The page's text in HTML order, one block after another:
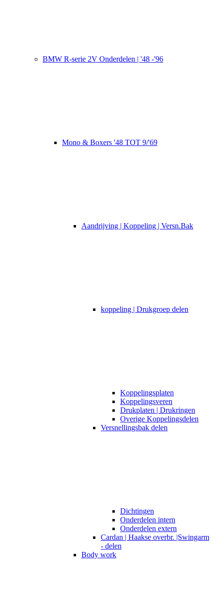
BMW R-serie 2V Onderdelen | '48 -'96
Mono & Boxers '48 TOT 9/'69
Aandrijving | Koppeling | Versn.Bak
koppeling | Drukgroep delen
Koppelingsplaten
Koppelingsveren
Drukplaten | Drukringen
Overige Koppelingsdelen
Versnellingsbak delen
Dichtingen
Onderdelen intern
Onderdelen extern
Cardan | Haakse overbr. |Swingarm
- delen
Body work